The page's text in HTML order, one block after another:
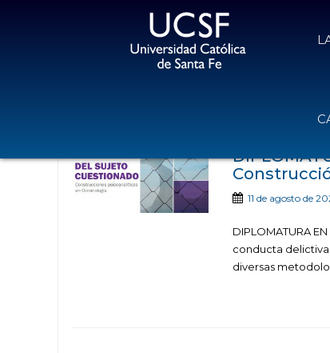
11 de agosto de
DIPLOMATURA
conducta delictiva
diversas